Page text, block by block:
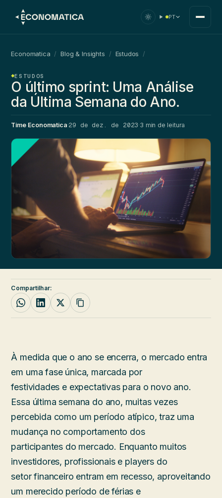
PT
Economatica / Blog & Insights / Estudos /
ESTUDOS
O último sprint: Uma Análise
da Última Semana do Ano.
Time Economatica·29 de dez. de 2023·3 min de leitura
Compartilhar:
À medida que o ano se encerra, o mercado entra
em uma fase única, marcada por
festividades e expectativas para o novo ano.
Essa última semana do ano, muitas vezes
percebida como um período atípico, traz uma
mudança no comportamento dos
participantes do mercado. Enquanto muitos
investidores, profissionais e players do
setor financeiro entram em recesso, aproveitando
um merecido período de férias e